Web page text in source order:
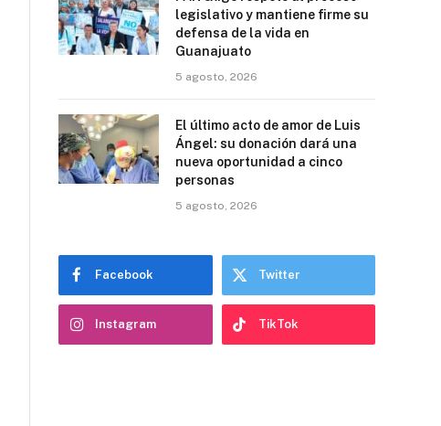
legislativo y mantiene firme su
defensa de la vida en
Guanajuato
5 agosto, 2026
El último acto de amor de Luis
Ángel: su donación dará una
nueva oportunidad a cinco
personas
5 agosto, 2026
Facebook Twitter
Instagram TikTok